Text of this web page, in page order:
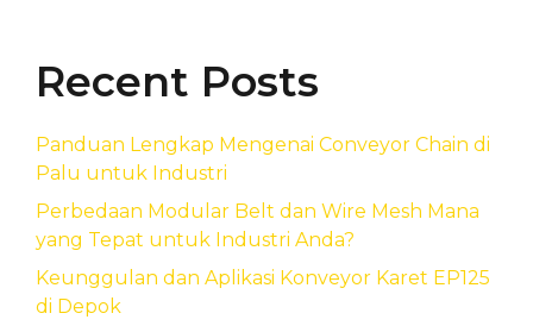
Recent Posts
Panduan Lengkap Mengenai Conveyor Chain di
Palu untuk Industri
Perbedaan Modular Belt dan Wire Mesh Mana
yang Tepat untuk Industri Anda?
Keunggulan dan Aplikasi Konveyor Karet EP125
di Depok